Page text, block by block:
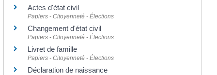
Actes d'état civil
Papiers - Citoyenneté - Élections
Changement d'état civil
Papiers - Citoyenneté - Élections
Livret de famille
Papiers - Citoyenneté - Élections
Déclaration de naissance